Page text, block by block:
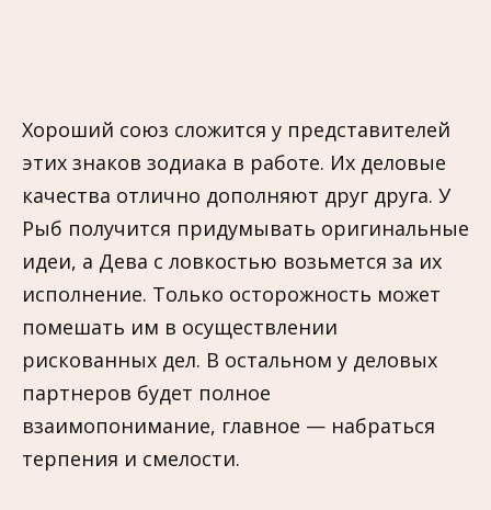
Хороший союз сложится у представителей
этих знаков зодиака в работе. Их деловые
качества отлично дополняют друг друга. У
Рыб получится придумывать оригинальные
идеи, а Дева с ловкостью возьмется за их
исполнение. Только осторожность может
помешать им в осуществлении
рискованных дел. В остальном у деловых
партнеров будет полное
взаимопонимание, главное — набраться
терпения и смелости.